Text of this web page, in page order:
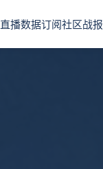
直播数据订阅社区战报